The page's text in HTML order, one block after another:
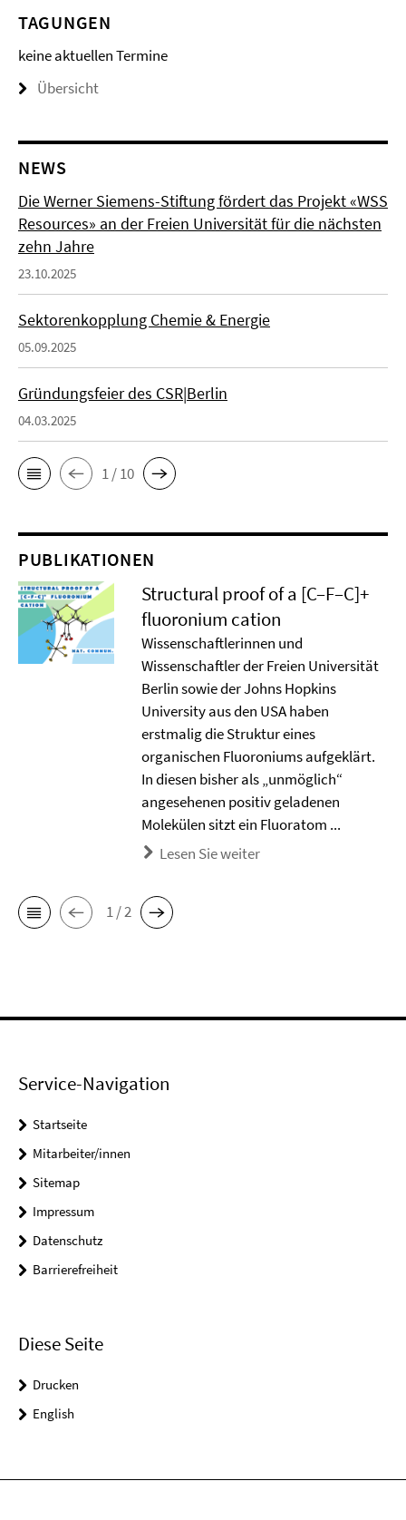
TAGUNGEN
keine aktuellen Termine
Übersicht
NEWS
Die Werner Siemens-Stiftung fördert das Projekt «WSS
Resources» an der Freien Universität für die nächsten
zehn Jahre
23.10.2025
Sektorenkopplung Chemie & Energie
05.09.2025
Gründungsfeier des CSR|Berlin
04.03.2025
1 / 10
PUBLIKATIONEN
Structural proof of a [C–F–C]+
ﬂuoronium cation
Wissenschaftlerinnen und
Wissenschaftler der Freien Universität
Berlin sowie der Johns Hopkins
University aus den USA haben
erstmalig die Struktur eines
organischen Fluoroniums aufgeklärt.
In diesen bisher als „unmöglich“
angesehenen positiv geladenen
Molekülen sitzt ein Fluoratom ...
Lesen Sie weiter
1 / 2
Service-Navigation
Startseite
Mitarbeiter/innen
Sitemap
Impressum
Datenschutz
Barrierefreiheit
Diese Seite
Drucken
English